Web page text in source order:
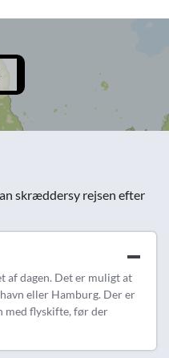
skræddersy rejsen efter
af dagen. Det er muligt at
eller Hamburg. Der er
med flyskifte, før der